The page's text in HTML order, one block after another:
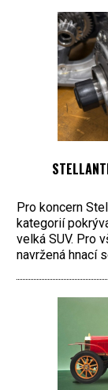
Pro koncern
kategorií
velká SUV. Pro
navržená hnací